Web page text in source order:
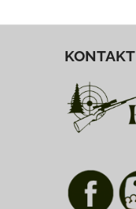
KONTAKT